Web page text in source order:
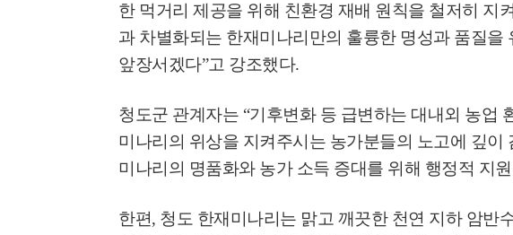
한 먹거리 제공을 위해 친환경 재배 원칙을 철저히 지
과 차별화되는 한재미나리만의 훌륭한 명성과 품질을
앞장서겠다”고 강조했다.
청도군 관계자는 “기후변화 등 급변하는 대내외 농업
미나리의 위상을 지켜주시는 농가분들의 노고에 깊이
미나리의 명품화와 농가 소득 증대를 위해 행정적 지
한편, 청도 한재미나리는 맑고 깨끗한 천연 지하 암반